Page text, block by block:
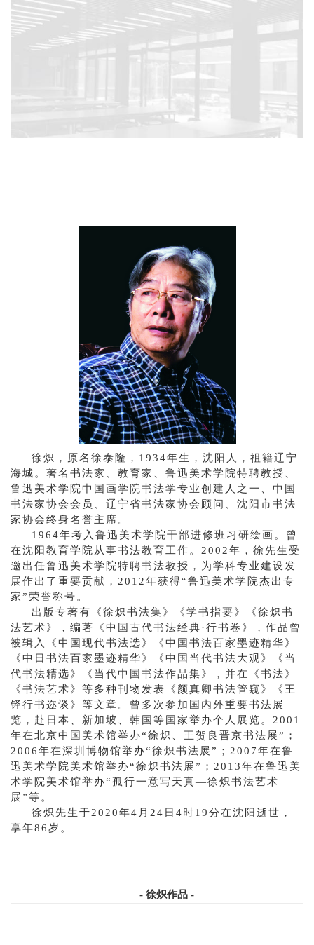
徐炽，原名徐泰隆，1934年生，沈阳人，祖籍辽宁
海城。著名书法家、教育家、鲁迅美术学院特聘教授、
鲁迅美术学院中国画学院书法学专业创建人之一、中国
书法家协会会员、辽宁省书法家协会顾问、沈阳市书法
家协会终身名誉主席。
1964年考入鲁迅美术学院干部进修班习研绘画。曾
在沈阳教育学院从事书法教育工作。2002年，徐先生受
邀出任鲁迅美术学院特聘书法教授，为学科专业建设发
展作出了重要贡献，2012年获得“鲁迅美术学院杰出专
家”荣誉称号。
出版专著有《徐炽书法集》《学书指要》《徐炽书
法艺术》，编著《中国古代书法经典·行书卷》，作品曾
被辑入《中国现代书法选》《中国书法百家墨迹精华》
《中日书法百家墨迹精华》《中国当代书法大观》《当
代书法精选》《当代中国书法作品集》，并在《书法》
《书法艺术》等多种刊物发表《颜真卿书法管窥》《王
铎行书迩谈》等文章。曾多次参加国内外重要书法展
览，赴日本、新加坡、韩国等国家举办个人展览。2001
年在北京中国美术馆举办“徐炽、王贺良晋京书法展”；
2006年在深圳博物馆举办“徐炽书法展”；2007年在鲁
迅美术学院美术馆举办“徐炽书法展”；2013年在鲁迅美
术学院美术馆举办“孤行一意写天真—徐炽书法艺术
展”等。
徐炽先生于2020年4月24日4时19分在沈阳逝世，
享年86岁。
- 徐炽作品 -